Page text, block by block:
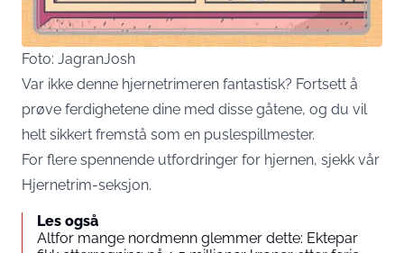
Foto: JagranJosh
Var ikke denne hjernetrimeren fantastisk? Fortsett å
prøve ferdighetene dine med disse gåtene, og du vil
helt sikkert fremstå som en puslespillmester.
For flere spennende utfordringer for hjernen, sjekk vår
Hjernetrim-seksjon.
Les også
Altfor mange nordmenn glemmer dette: Ektepar